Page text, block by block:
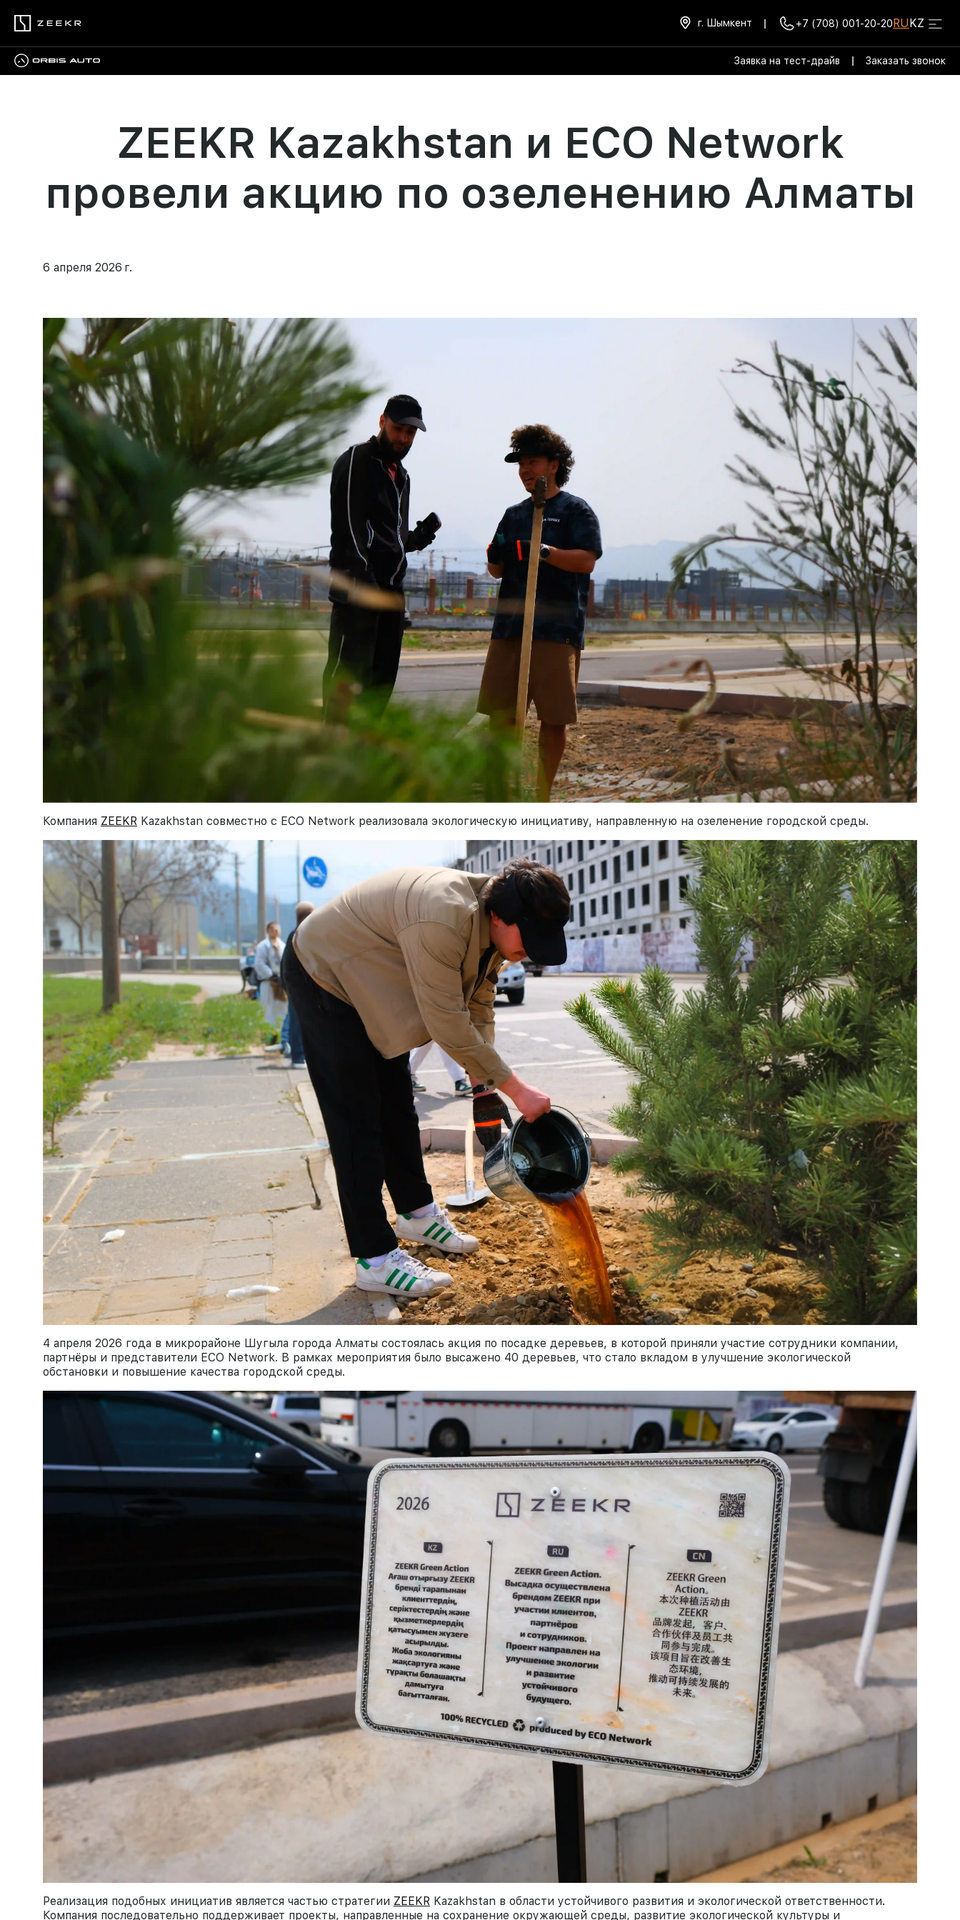
г. Шымкент | +7 (708) 001-20-20RUKZ
Заявка на тест-драйв Заказать звонок
ZEEKR Kazakhstan и ECO Network
провели акцию по озеленению Алматы
6 апреля 2026 г.
Компания ZEEKR Kazakhstan совместно с ECO Network реализовала экологическую инициативу, направленную на озеленение городской среды.
4 апреля 2026 года в микрорайоне Шугыла города Алматы состоялась акция по посадке деревьев, в которой приняли участие сотрудники компании,
партнёры и представители ECO Network. В рамках мероприятия было высажено 40 деревьев, что стало вкладом в улучшение экологической
обстановки и повышение качества городской среды.
Реализация подобных инициатив является частью стратегии ZEEKR Kazakhstan в области устойчивого развития и экологической ответственности.
Компания последовательно поддерживает проекты, направленные на сохранение окружающей среды, развитие экологической культуры и